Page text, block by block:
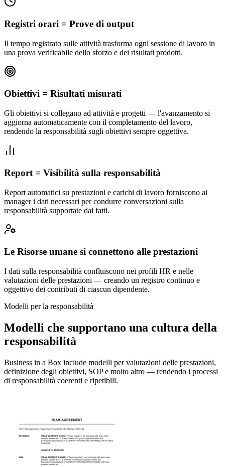
Registri orari = Prove di output
Il tempo registrato sulle attività trasforma ogni sessione di lavoro in
una prova verificabile dello sforzo e dei risultati prodotti.
Obiettivi = Risultati misurati
Gli obiettivi si collegano ad attività e progetti — l'avanzamento si
aggiorna automaticamente con il completamento del lavoro,
rendendo la responsabilità sugli obiettivi sempre oggettiva.
Report = Visibilità sulla responsabilità
Report automatici su prestazioni e carichi di lavoro forniscono ai
manager i dati necessari per condurre conversazioni sulla
responsabilità supportate dai fatti.
Le Risorse umane si connettono alle prestazioni
I dati sulla responsabilità confluiscono nei profili HR e nelle
valutazioni delle prestazioni — creando un registro continuo e
oggettivo dei contributi di ciascun dipendente.
Modelli per la responsabilità
Modelli che supportano una cultura della
responsabilità
Business in a Box include modelli per valutazioni delle prestazioni,
definizione degli obiettivi, SOP e molto altro — rendendo i processi
di responsabilità coerenti e ripetibili.